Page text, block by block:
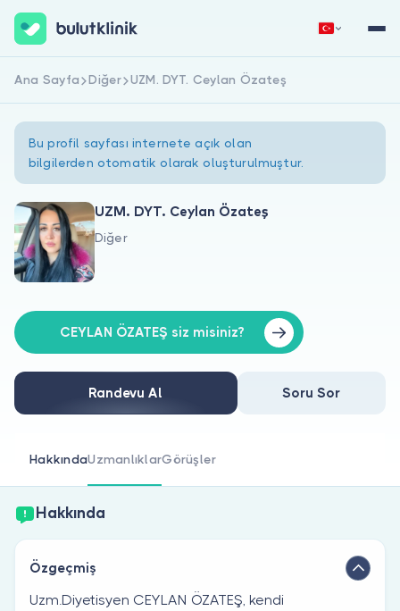
Hakkımızda
Doktorlar için
Doktor musunuz?
Hemen Kaydol Giriş Yap
Ana Sayfa Diğer UZM. DYT. Ceylan Özateş
Bu profil sayfası internete açık olan
bilgilerden otomatik olarak oluşturulmuştur.
UZM. DYT. Ceylan Özateş
Diğer
CEYLAN ÖZATEŞ siz misiniz?
Randevu Al Soru Sor
HakkındaUzmanlıklarGörüşler
Hakkında
Özgeçmiş
Uzm.Diyetisyen CEYLAN ÖZATEŞ, kendi